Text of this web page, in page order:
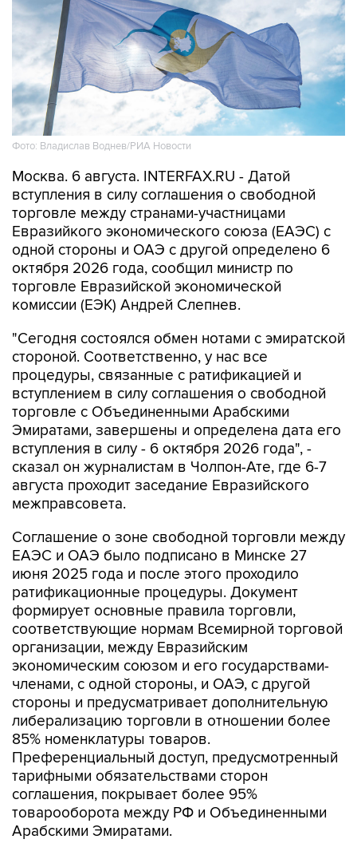
Фото: Владислав Воднев/РИА Новости
Москва. 6 августа. INTERFAX.RU - Датой
вступления в силу соглашения о свободной
торговле между странами-участницами
Евразийкого экономического союза (ЕАЭС) с
одной стороны и ОАЭ с другой определено 6
октября 2026 года, сообщил министр по
торговле Евразийской экономической
комиссии (ЕЭК) Андрей Слепнев.
"Сегодня состоялся обмен нотами с эмиратской
стороной. Соответственно, у нас все
процедуры, связанные с ратификацией и
вступлением в силу соглашения о свободной
торговле с Объединенными Арабскими
Эмиратами, завершены и определена дата его
вступления в силу - 6 октября 2026 года", -
сказал он журналистам в Чолпон-Ате, где 6-7
августа проходит заседание Евразийского
межправсовета.
Соглашение о зоне свободной торговли между
ЕАЭС и ОАЭ было подписано в Минске 27
июня 2025 года и после этого проходило
ратификационные процедуры. Документ
формирует основные правила торговли,
соответствующие нормам Всемирной торговой
организации, между Евразийским
экономическим союзом и его государствами-
членами, с одной стороны, и ОАЭ, с другой
стороны и предусматривает дополнительную
либерализацию торговли в отношении более
85% номенклатуры товаров.
Преференциальный доступ, предусмотренный
тарифными обязательствами сторон
соглашения, покрывает более 95%
товарооборота между РФ и Объединенными
Арабскими Эмиратами.